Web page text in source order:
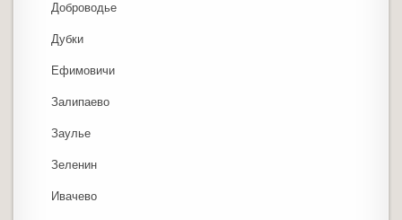
Доброводье
Дубки
Ефимовичи
Залипаево
Заулье
Зеленин
Ивачево